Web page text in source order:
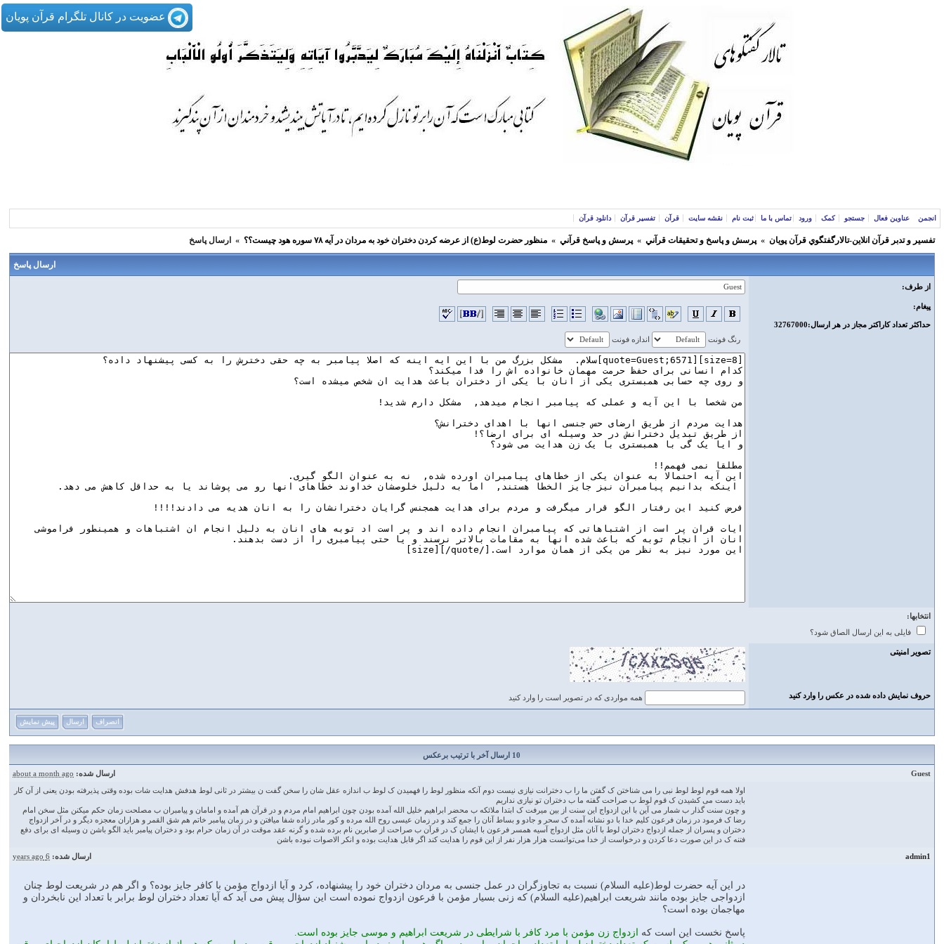
عضویت در کانال تلگرام قرآن پویان
انجمن عناوین فعال جستجو کمک ورود تماس با ما ثبت نام نقشه سایت قرآن تفسیر قرآن دانلود قرآن
تفسير و‌ تدبر قرآن انلاين-تالارگفتگوي قرآن پویان » پرسش و پاسخ و تحقيقات قرآني » پرسش و پاسخ قرآني » منظور حضرت لوط(ع) از عرضه کردن دختران خود به مردان در آیه ۷۸ سوره هود چیست؟؟ » ارسال پاسخ
ارسال پاسخ
از طرف:
پیغام:
حداكثر تعداد كاراكتر مجاز در هر ارسال‌:32767000
رنگ فونت
اندازه فونت
انتخابها:
فایلی به این ارسال الصاق شود؟
تصویر امنیتی
حروف نمایش داده شده در عکس را وارد کنید همه مواردی که در تصویر است را وارد کنید
پیش نمایش ارسال انصراف
10 ارسال آخر با ترتیب برعکس
Guest ارسال شده: about a month ago
اولا همه قوم‌ لوط لوط نبی را می شناختن ک گفتن ما را ب دخترانت نیازی نیست دوم آنکه منظور لوط را فهمیدن ک لوط ب اندازه عقل شان را سخن گفت ن بیشتر در ثانی لوط هدفش هدایت شات بوده وقتی پذیرفته بودن یعنی از آن کار
باید دست می کشیدن ک قوم لوط ب صراحت گفته ما ب دختران تو نیازی نداریم
و چون سنت گذار ب شمار می آین با این ازدواج این سنت از بین میرفت ک ابتدا ملائکه ب محضر ابراهیم خلیل الله آمده بودن چون ابراهیم امام مردم و در قرآن هم آمده و امامان و پیامبران ب مصلحت زمان حکم میکنن مثل سخن امام
رضا ک فرمود در زمان فرعون کلیم خدا با دو نشانه آمده ک سحر و جادو و بساط آنان را جمع کند و در زمان عیسی روح الله مرده و کور مادر زاده شفا میافتن و در زمان پیامبر خاتم هم شق القمر و هزاران معجزه دیگر و در آخر ازدواج
دختران و پسران از جمله ازدواج دختران لوط با آنان مثل ازدواج آسیه همسر فرعون با ایشان ک در قرآن ب صراحت از صابرین نام برده شده و گرنه عقد موقت در آن زمان حرام بود و دختران پیامبر باید الگو باشن ن وسیله ای برای دفع
فتنه ک در این صورت دعا کردن و درخواست از خدا می‌توانست هزار هزار نفر از این قوم را هدایت کند اگر قابل هدایت بوده و انکر الاصوات نبوده باشن
admin1
ارسال شده: 6 years ago
در اين آيه حضرت لوط(عليه السلام) نسبت به تجاوزگران در عمل جنسى به مردان دختران خود را پيشنهاده، كرد و آيا ازدواج مؤمن با كافر جايز بوده؟ و اگر هم در شريعت لوط چنان
ازدواجى جايز بوده مانند شريعت ابراهيم(عليه السلام) كه زنى بسيار مؤمن با فرعون ازدواج نموده است اين سؤال پيش مى آيد كه آيا تعداد دختران لوط برابر با تعداد اين نابخردان و
مهاجمان بوده است؟
پاسخ نخست اين است كه
ازدواج زن مؤمن با مرد كافر با شرايطى در شريعت ابراهيم و موسى جايز بوده است.